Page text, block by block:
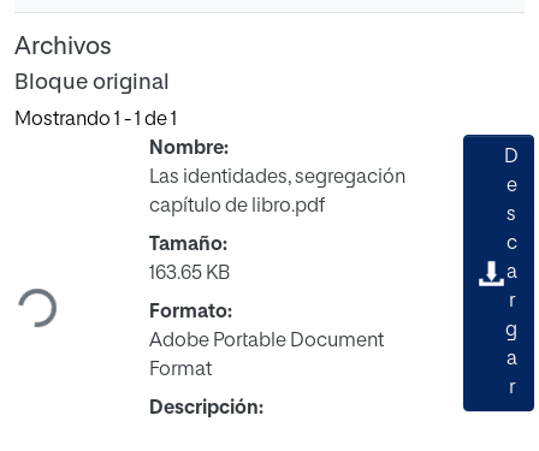
Archivos
Bloque original
Mostrando 1 - 1 de 1
Cargando...
Nombre:
Las identidades, segregación
capítulo de libro.pdf
Tamaño:
163.65 KB
Formato:
Adobe Portable Document
Format
Descripción:
D
e
s
c
a
r
g
a
r